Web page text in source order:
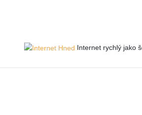
Internet rychlý jako